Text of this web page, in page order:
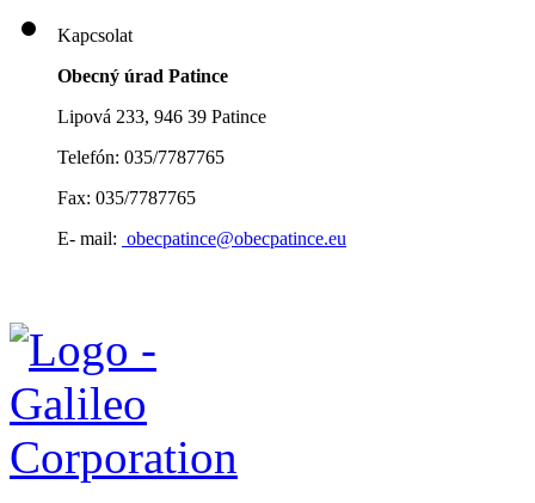
Kapcsolat
Obecný úrad Patince
Lipová 233, 946 39 Patince
Telefón: 035/7787765
Fax: 035/7787765
E- mail: obecpatince@obecpatince.eu